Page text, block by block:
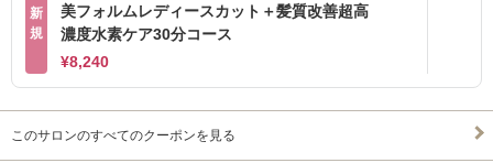
新
規
美フォルムレディースカット＋髪質改善超高
濃度水素ケア30分コース
¥8,240
このサロンのすべてのクーポンを見る